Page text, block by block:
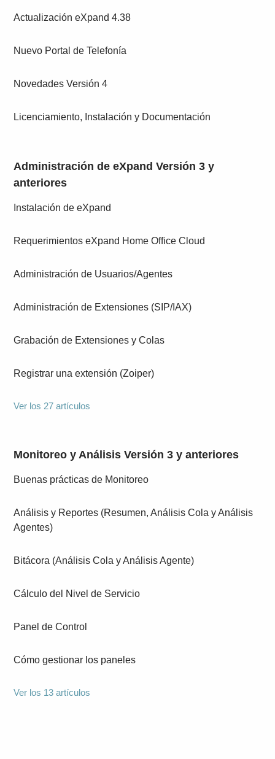
Actualización eXpand 4.38
Nuevo Portal de Telefonía
Novedades Versión 4
Licenciamiento, Instalación y Documentación
Administración de eXpand Versión 3 y
anteriores
Instalación de eXpand
Requerimientos eXpand Home Office Cloud
Administración de Usuarios/Agentes
Administración de Extensiones (SIP/IAX)
Grabación de Extensiones y Colas
Registrar una extensión (Zoiper)
Ver los 27 artículos
Monitoreo y Análisis Versión 3 y anteriores
Buenas prácticas de Monitoreo
Análisis y Reportes (Resumen, Análisis Cola y Análisis
Agentes)
Bitácora (Análisis Cola y Análisis Agente)
Cálculo del Nivel de Servicio
Panel de Control
Cómo gestionar los paneles
Ver los 13 artículos